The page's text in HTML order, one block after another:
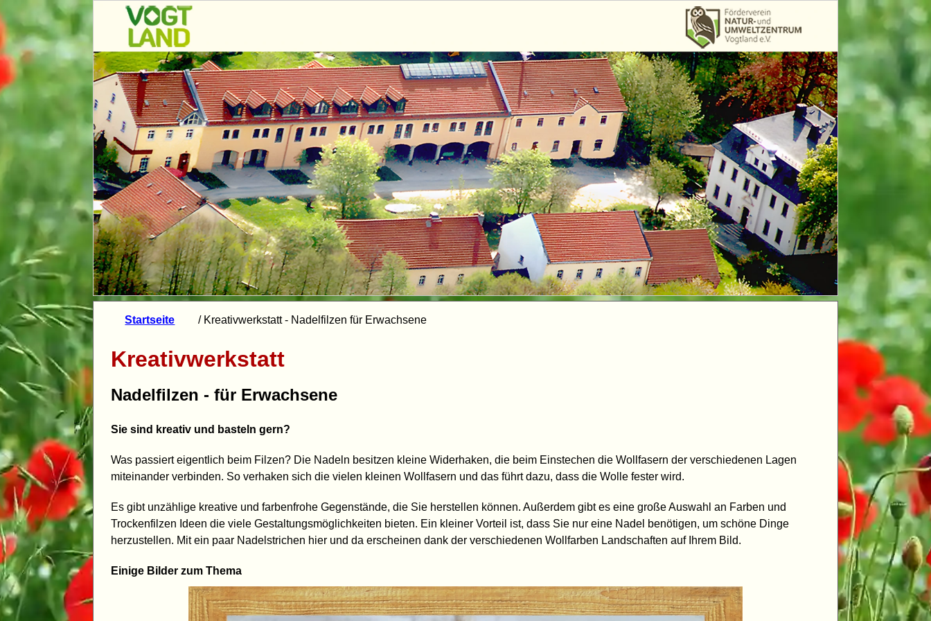
Startseite / Kreativwerkstatt - Nadelfilzen für Erwachsene
Kreativwerkstatt
Nadelfilzen - für Erwachsene
Sie sind kreativ und basteln gern?
Was passiert eigentlich beim Filzen? Die Nadeln besitzen kleine Widerhaken, die beim Einstechen die Wollfasern der verschiedenen Lagen
miteinander verbinden. So verhaken sich die vielen kleinen Wollfasern und das führt dazu, dass die Wolle fester wird.
Es gibt unzählige kreative und farbenfrohe Gegenstände, die Sie herstellen können. Außerdem gibt es eine große Auswahl an Farben und
Trockenfilzen Ideen die viele Gestaltungsmöglichkeiten bieten. Ein kleiner Vorteil ist, dass Sie nur eine Nadel benötigen, um schöne Dinge
herzustellen. Mit ein paar Nadelstrichen hier und da erscheinen dank der verschiedenen Wollfarben Landschaften auf Ihrem Bild.
Einige Bilder zum Thema